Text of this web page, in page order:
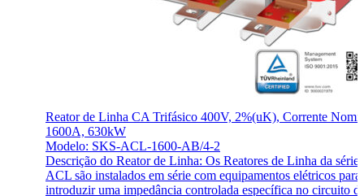
Reator de Linha CA Trifásico 400V, 2%(uK), Corrente
1600A, 630kW
Modelo: SKS-ACL-1600-AB/4-2
Descrição do Reator de Linha: Os Reatores de Linha da série
ACL são instalados em série com equipamentos elétricos para
introduzir uma impedância controlada específica no circuito